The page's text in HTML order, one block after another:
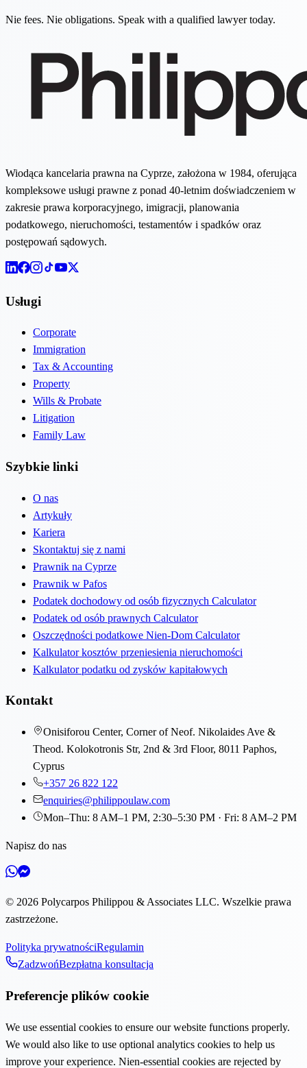
Nie fees. Nie obligations. Speak with a qualified lawyer today.
Wiodąca kancelaria prawna na Cyprze, założona w 1984, oferująca
kompleksowe usługi prawne z ponad 40-letnim doświadczeniem w
zakresie prawa korporacyjnego, imigracji, planowania
podatkowego, nieruchomości, testamentów i spadków oraz
postępowań sądowych.
Usługi
Corporate
Immigration
Tax & Accounting
Property
Wills & Probate
Litigation
Family Law
Szybkie linki
O nas
Artykuły
Kariera
Skontaktuj się z nami
Prawnik na Cyprze
Prawnik w Pafos
Podatek dochodowy od osób fizycznych Calculator
Podatek od osób prawnych Calculator
Oszczędności podatkowe Nien-Dom Calculator
Kalkulator kosztów przeniesienia nieruchomości
Kalkulator podatku od zysków kapitałowych
Kontakt
Onisiforou Center, Corner of Neof. Nikolaides Ave &
Theod. Kolokotronis Str, 2nd & 3rd Floor, 8011 Paphos,
Cyprus
+357 26 822 122
enquiries@philippoulaw.com
Mon–Thu: 8 AM–1 PM, 2:30–5:30 PM · Fri: 8 AM–2 PM
Napisz do nas
© 2026 Polycarpos Philippou & Associates LLC. Wszelkie prawa
zastrzeżone.
Polityka prywatnościRegulamin
ZadzwońBezpłatna konsultacja
Preferencje plików cookie
We use essential cookies to ensure our website functions properly.
We would also like to use optional analytics cookies to help us
improve your experience. Nien-essential cookies are rejected by